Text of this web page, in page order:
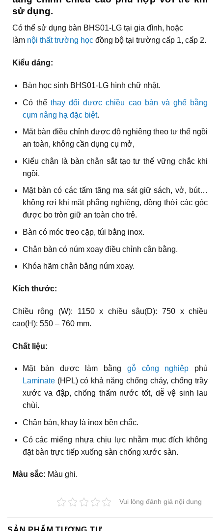
sử dụng.
Có thể sử dụng bàn BHS01-LG tại gia đình, hoặc
làm nội thất trường họcđồng bộ tại trường cấp 1, cấp 2.
Kiểu dáng:
Bàn học sinh BHS01-LG hình chữ nhật.
Có thể thay đổi được chiều cao bàn và ghế bằng
cụm nâng hạ đặc biệt.
Mặt bàn điều chỉnh được độ nghiêng theo tư thế ngồi
an toàn, không cần dụng cụ mở,
Kiểu chân là bàn chân sắt tạo tư thế vững chắc khi
ngồi.
Mặt bàn có các tấm tăng ma sát giữ sách, vở, bút…
không rơi khi mặt phẳng nghiêng, đồng thời các góc
được bo tròn giữ an toàn cho trẻ.
Bàn có móc treo cặp, túi bằng inox.
Chân bàn có núm xoay điều chỉnh cân bằng.
Khóa hãm chân bằng núm xoay.
Kích thước:
Chiều rông (W): 1150 x chiều sâu(D): 750 x chiều
cao(H): 550 – 760 mm.
Chất liệu:
Mặt bàn được làm bằng gỗ công nghiệp phủ
Laminate(HPL) có khả năng chống cháy, chống trầy
xước va đập, chống thấm nước tốt, dễ vệ sinh lau
chùi.
Chân bàn, khay là inox bền chắc.
Có các miếng nhựa chịu lực nhằm mục đích không
đặt bàn trực tiếp xuống sàn chống xước sàn.
Màu sắc: Màu ghi.
Vui lòng đánh giá nội dung